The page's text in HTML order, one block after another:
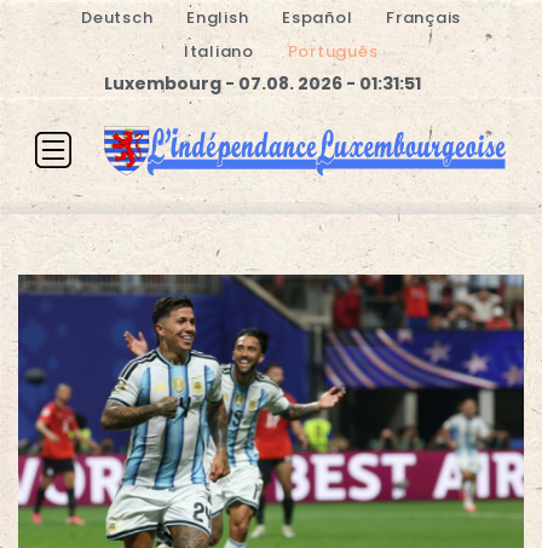
Deutsch English Español
Français
Italiano
Português
Luxembourg - 07.08. 2026 - 01:31:51